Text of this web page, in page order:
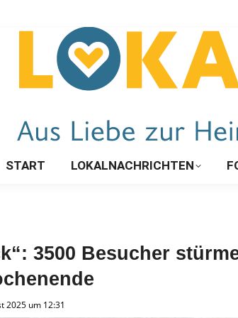
START LOKALNACHRICHTEN
3500 Besucher
2025 um 12:31